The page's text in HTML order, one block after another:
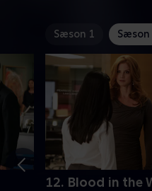
Sæson 1 Sæson
12. Blood in the